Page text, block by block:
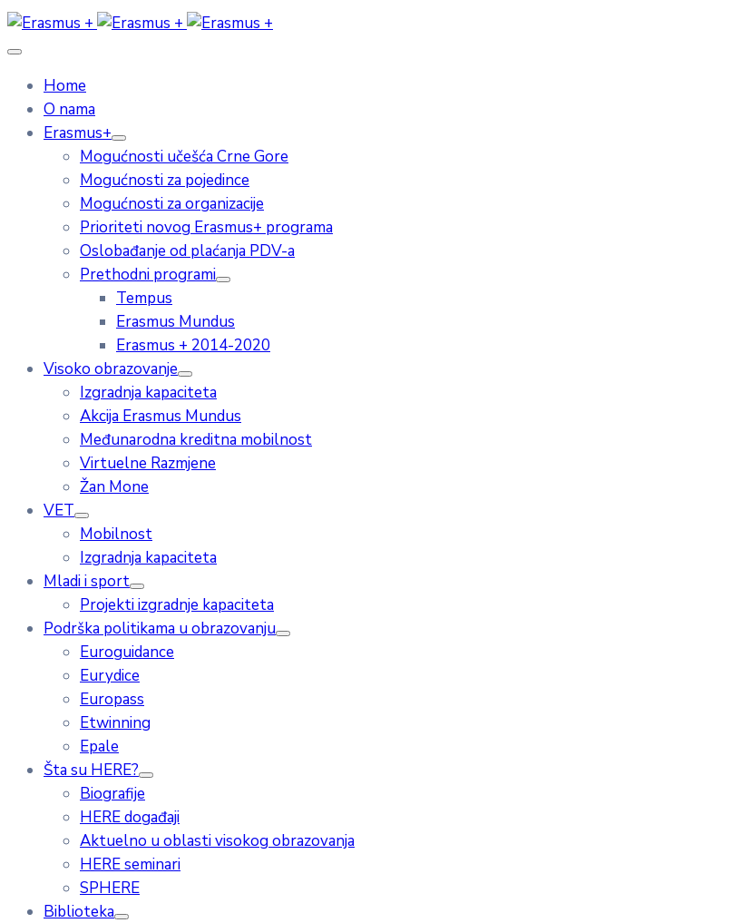
Home
O nama
Erasmus+
Mogućnosti učešća Crne Gore
Mogućnosti za pojedince
Mogućnosti za organizacije
Prioriteti novog Erasmus+ programa
Oslobađanje od plaćanja PDV-a
Prethodni programi
Tempus
Erasmus Mundus
Erasmus + 2014-2020
Visoko obrazovanje
Izgradnja kapaciteta
Akcija Erasmus Mundus
Međunarodna kreditna mobilnost
Virtuelne Razmjene
Žan Mone
VET
Mobilnost
Izgradnja kapaciteta
Mladi i sport
Projekti izgradnje kapaciteta
Podrška politikama u obrazovanju
Euroguidance
Eurydice
Europass
Etwinning
Epale
Šta su HERE?
Biografije
HERE događaji
Aktuelno u oblasti visokog obrazovanja
HERE seminari
SPHERE
Biblioteka